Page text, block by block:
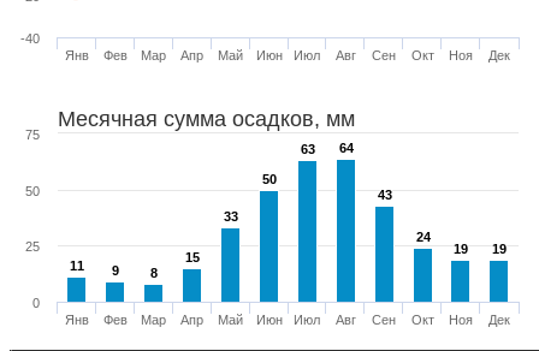
Янв Фев Мар Апр Май Июн Июл Авг Сен Окт Ноя Дек
-40
Месячная сумма осадков, мм
11
11 9
9 8
8
15
15
33
33
50
50
63
63 64
64
43
43
24
24
19
19 19
19
Янв Фев Мар Апр Май Июн Июл Авг Сен Окт Ноя Дек
0
25
50
75